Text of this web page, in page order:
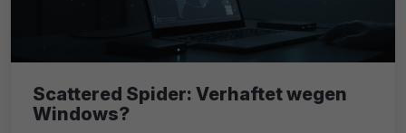
Scattered Spider: Verhaftet wegen
Windows?